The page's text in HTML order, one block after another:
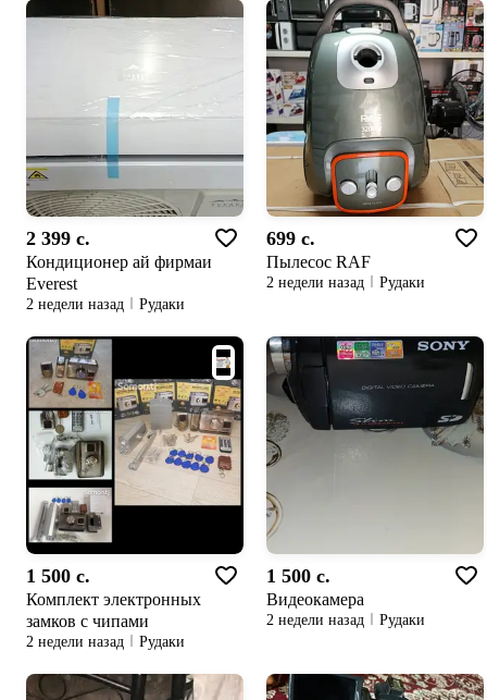
2 399 c.
Кондиционер ай фирмаи
Everest
2 недели назад Рудаки
699 c.
Пылесос RAF
2 недели назад Рудаки
1 500 c.
Комплект электронных
замков с чипами
2 недели назад Рудаки
1 500 c.
Видеокамера
2 недели назад Рудаки